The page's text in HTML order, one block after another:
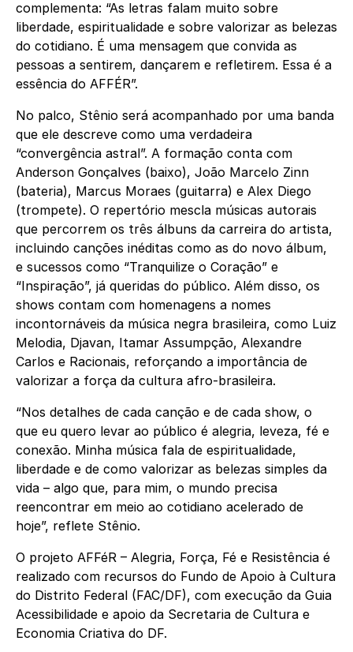
complementa: “As letras falam muito sobre
liberdade, espiritualidade e sobre valorizar as belezas
do cotidiano. É uma mensagem que convida as
pessoas a sentirem, dançarem e refletirem. Essa é a
essência do AFFÉR”.
No palco, Stênio será acompanhado por uma banda
que ele descreve como uma verdadeira
“convergência astral”. A formação conta com
Anderson Gonçalves (baixo), João Marcelo Zinn
(bateria), Marcus Moraes (guitarra) e Alex Diego
(trompete). O repertório mescla músicas autorais
que percorrem os três álbuns da carreira do artista,
incluindo canções inéditas como as do novo álbum,
e sucessos como “Tranquilize o Coração” e
“Inspiração”, já queridas do público. Além disso, os
shows contam com homenagens a nomes
incontornáveis da música negra brasileira, como Luiz
Melodia, Djavan, Itamar Assumpção, Alexandre
Carlos e Racionais, reforçando a importância de
valorizar a força da cultura afro-brasileira.
“Nos detalhes de cada canção e de cada show, o
que eu quero levar ao público é alegria, leveza, fé e
conexão. Minha música fala de espiritualidade,
liberdade e de como valorizar as belezas simples da
vida – algo que, para mim, o mundo precisa
reencontrar em meio ao cotidiano acelerado de
hoje”, reflete Stênio.
O projeto AFFéR – Alegria, Força, Fé e Resistência é
realizado com recursos do Fundo de Apoio à Cultura
do Distrito Federal (FAC/DF), com execução da Guia
Acessibilidade e apoio da Secretaria de Cultura e
Economia Criativa do DF.